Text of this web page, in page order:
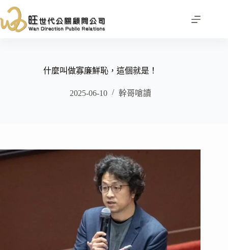
至
主
什麼叫做寡廉鮮恥，這個就是！
2025-06-10 幹哥嗆讀